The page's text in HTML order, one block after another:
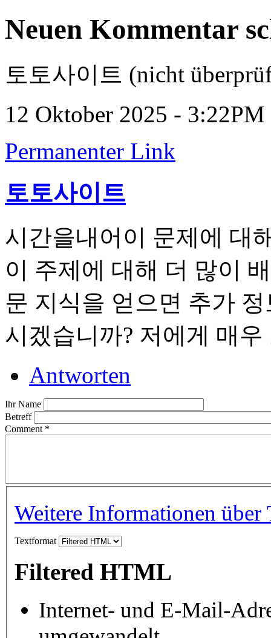
Neuen Kommentar
토토사이트 (nicht
12 Oktober 2025 - 3:22PM
Permanenter Link
토토사이트
시간을내어이 문제에 대
이 주제에 대해 더 많이
문 지식을 얻으면 추가
시겠습니까? 저에게 매
Antworten
Ihr Name
Betreff
Comment *
Weitere Informationen über
Textformat
Filtered HTML
Internet- und E-Mail-